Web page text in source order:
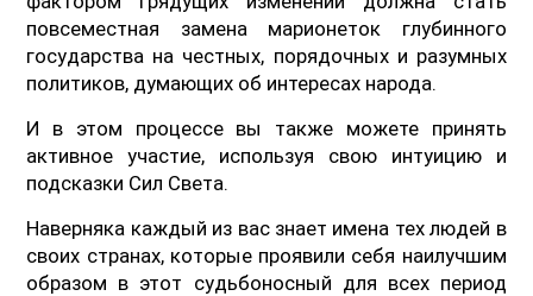
повсеместная замена марионеток глубинного
государства на честных, порядочных и разумных
политиков, думающих об интересах народа.
И в этом процессе вы также можете принять
активное участие, используя свою интуицию и
подсказки Сил Света.
Наверняка каждый из вас знает имена тех людей в
своих странах, которые проявили себя наилучшим
образом в этот судьбоносный для всех период